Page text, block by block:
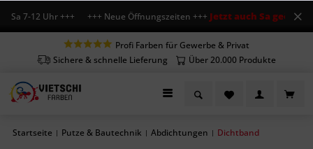
Sa 7-12 Uhr +++ +++ Neue Öffnungszeiten +++Jetzt auch Sa geöffnet
Profi Farben für Gewerbe & Privat
Sichere & schnelle Lieferung
Über 20.000 Produkte
Startseite | Putze & Bautechnik | Abdichtungen | Dichtband